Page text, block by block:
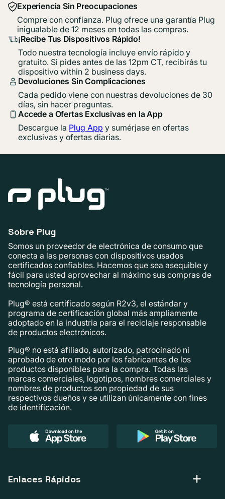
Experiencia Sin Preocupaciones
Compre con confianza. Plug ofrece una garantía Plug
inigualable de 12 meses en todas las compras.
¡Recibe Tus Dispositivos Rápido!
Todo nuestra tecnología incluye envío rápido y
gratuito. Si pides antes de las 12pm CT, recibirás tu
dispositivo within 2 business days.
Devoluciones Sin Complicaciones
Cada pedido viene con nuestras devoluciones de 30
días, sin hacer preguntas.
Accede a Ofertas Exclusivas en la App
Descargue la Plug App y sumérjase en ofertas
exclusivas y ofertas diarias.
Sobre Plug
Somos un proveedor de electrónica de consumo que
conecta a las personas con dispositivos usados ​​
certificados confiables. Hacemos que sea asequible y
fácil para usted aprovechar al máximo sus compras de
tecnología personal.
Plug® está certificado según R2v3, el estándar y
programa de certificación global más ampliamente
adoptado en la industria para el reciclaje responsable
de productos electrónicos.
Plug® no está afiliado, autorizado, patrocinado ni
aprobado de otro modo por los fabricantes de los
productos disponibles para la compra. Todas las
marcas comerciales, logotipos, nombres comerciales y
nombres de productos son propiedad de sus
respectivos dueños y se utilizan únicamente con fines
de identificación.
Enlaces Rápidos